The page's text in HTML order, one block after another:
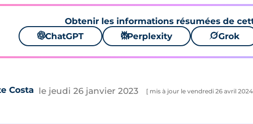
Obtenir les informations résumées de
🌌ChatGPT ⚙Perplexity 🪐Grok
Costa le jeudi 26 janvier 2023 [ mis à jour le vendredi 26 avril